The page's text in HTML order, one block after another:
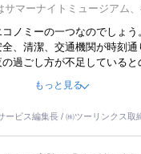
サマーナイトミュージアム
ノミーの一つなのでしょ
、清潔、交通機関が時刻
過ごし方が不足している
にこのようなイベントが行わ
楽しみが増えるでしょうね
もっと見る
ービス編集長 / ㈱ツーリンクス取